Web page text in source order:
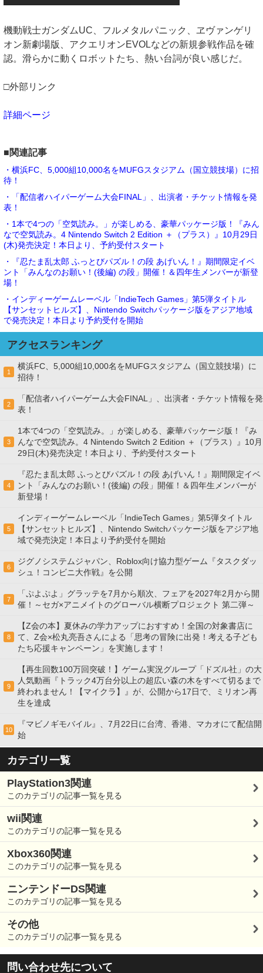
機動戦士ガンダムUC、フルメタルパニック、ヱヴァンゲリ
オン新劇場版、アクエリオンEVOLなどの新規参戦作品を確
認。滑らかに動くロボットたち、熱い台詞が良い感じだ。
□外部リンク
詳細ページ
■関連記事
・横浜FC、5,000組10,000名をMUFGスタジアム（国立競技場）に招
待！
・「配信者ハイパーゲーム大会FINAL」、出演者・チケット情報を発
表！
・1本で4つの「空気読み。」が楽しめる、豪華パッケージ版！『みん
なで空気読み。4 Nintendo Switch 2 Edition ＋（プラス）』10月29日
(木)発売決定！本日より、予約受付スタート
・『忍たま乱太郎 ふっとびパズル！の段 あげいん！』期間限定イベ
ント「みんなのお願い！(後編) の段」開催！＆四年生メンバーが新登
場！
・インディーゲームレーベル「IndieTech Games」第5弾タイトル
【サンセットヒルズ】、Nintendo Switchパッケージ版をアジア地域
で発売決定！本日より予約受付を開始
アクセスランキング
1
横浜FC、5,000組10,000名をMUFGスタジアム（国立競技場）に
招待！
2
「配信者ハイパーゲーム大会FINAL」、出演者・チケット情報を発
表！
3
1本で4つの「空気読み。」が楽しめる、豪華パッケージ版！『み
んなで空気読み。4 Nintendo Switch 2 Edition ＋（プラス）』10月
29日(木)発売決定！本日より、予約受付スタート
4
『忍たま乱太郎 ふっとびパズル！の段 あげいん！』期間限定イベ
ント「みんなのお願い！(後編) の段」開催！＆四年生メンバーが
新登場！
5
インディーゲームレーベル「IndieTech Games」第5弾タイトル
【サンセットヒルズ】、Nintendo Switchパッケージ版をアジア地
域で発売決定！本日より予約受付を開始
6
ジグノシステムジャパン、Roblox向け協力型ゲーム『タスクダッ
シュ！コンビニ大作戦』を公開
7
「ぷよぷよ」グラッテを7月から順次、フェアを2027年2月から開
催！～セガ×アニメイトのグローバル横断プロジェクト 第二弾～
8
【Z会の本】夏休みの学力アップにおすすめ！全国の対象書店に
て、Z会×松丸亮吾さんによる「思考の冒険に出発！考える子ども
たち応援キャンペーン」を実施します！
9
【再生回数100万回突破！】ゲーム実況グループ「ドズル社」の大
人気動画『トラック4万台分以上の超広い森の木をすべて切るまで
終われません！【マイクラ】』が、公開から17日で、ミリオン再
生を達成
10
『マビノギモバイル』、7月22日に台湾、香港、マカオにて配信開
始
カテゴリ一覧
PlayStation3関連
このカテゴリの記事一覧を見る
wii関連
このカテゴリの記事一覧を見る
Xbox360関連
このカテゴリの記事一覧を見る
ニンテンドーDS関連
このカテゴリの記事一覧を見る
その他
このカテゴリの記事一覧を見る
問い合わせ先について